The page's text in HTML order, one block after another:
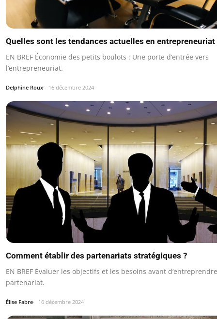
Quelles sont les tendances actuelles en entrepreneuriat
EN BREF Économie des petits boulots : Une porte d’entrée vers
l’entrepreneuriat.
Delphine Roux 16 décembre 2024
Comment établir des partenariats stratégiques ?
EN BREF Évaluer les objectifs et les besoins avant
partenariat.
Élise Fabre 16 décembre 2024